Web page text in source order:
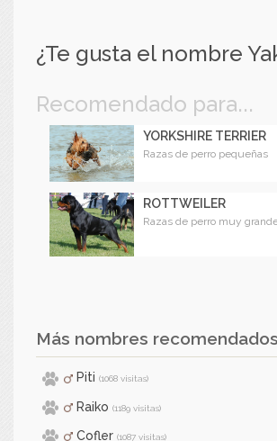
¿Te gusta el nombre
Recomendado para...
YORKSHIRE TERRIER
Razas de perro pequeñas
ROTTWEILER
Razas de perro muy
Más nombres recomendados
Piti (1068 visitas)
Raiko (1189 visitas)
Cofler (1087 visitas)